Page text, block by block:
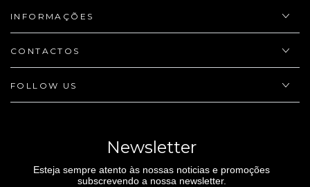
INFORMAÇÕES
CONTACTOS
FOLLOW US
Newsletter
Esteja sempre atento às nossas noticias e promoções
subscrevendo a nossa newsletter.